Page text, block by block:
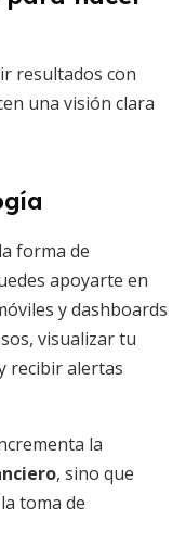
resultados con
una visión clara
forma de
apoyarte en
y dashboards
visualizar tu
recibir alertas
la
, sino que
toma de